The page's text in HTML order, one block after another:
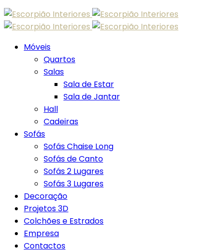
Skip
to
content
Móveis
Quartos
Salas
Sala de Estar
Sala de Jantar
Hall
Cadeiras
Sofás
Sofás Chaise Long
Sofás de Canto
Sofás 2 Lugares
Sofás 3 Lugares
Decoração
Projetos 3D
Colchões e Estrados
Empresa
Contactos